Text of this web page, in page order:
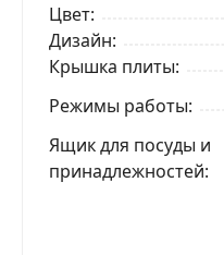
Цвет
Дизайн
Крышка плиты
Режимы работы
Ящик для посуды и
принадлежностей